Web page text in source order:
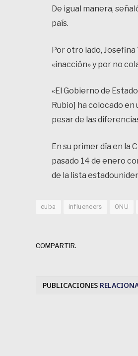
De igual manera,
país.
Por otro lado,
«inacción» y por no
«El Gobierno de
Rubio] ha colocado
pesar de las
En su primer día en la
pasado 14 de enero
de la lista
cuba influencers ONU
COMPARTIR.
PUBLICACIONES